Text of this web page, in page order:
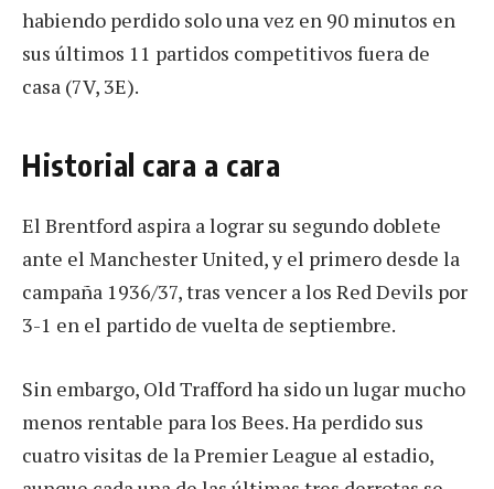
habiendo perdido solo una vez en 90 minutos en
sus últimos 11 partidos competitivos fuera de
casa (7V, 3E).
Historial cara a cara
El Brentford aspira a lograr su segundo doblete
ante el Manchester United, y el primero desde la
campaña 1936/37, tras vencer a los Red Devils por
3-1 en el partido de vuelta de septiembre.
Sin embargo, Old Trafford ha sido un lugar mucho
menos rentable para los Bees. Ha perdido sus
cuatro visitas de la Premier League al estadio,